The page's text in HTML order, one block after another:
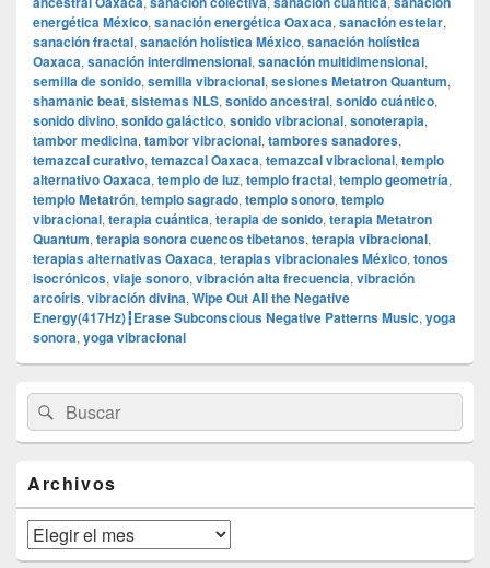
energética México, sanación energética Oaxaca, sanación estelar,
sanación fractal, sanación holística México, sanación holística
Oaxaca, sanación interdimensional, sanación multidimensional,
semilla de sonido, semilla vibracional, sesiones Metatron Quantum,
shamanic beat, sistemas NLS, sonido ancestral, sonido cuántico,
sonido divino, sonido galáctico, sonido vibracional, sonoterapia,
tambor medicina, tambor vibracional, tambores sanadores,
temazcal curativo, temazcal Oaxaca, temazcal vibracional, templo
alternativo Oaxaca, templo de luz, templo fractal, templo geometría,
templo Metatrón, templo sagrado, templo sonoro, templo
vibracional, terapia cuántica, terapia de sonido, terapia Metatron
Quantum, terapia sonora cuencos tibetanos, terapia vibracional,
terapias alternativas Oaxaca, terapias vibracionales México, tonos
isocrónicos, viaje sonoro, vibración alta frecuencia, vibración
arcoíris, vibración divina, Wipe Out All the Negative
Energy(417Hz)┇Erase Subconscious Negative Patterns Music, yoga
sonora, yoga vibracional
área
de
widget
lateral
primaria
Buscar
por:
Buscar
Archivos
Archivos